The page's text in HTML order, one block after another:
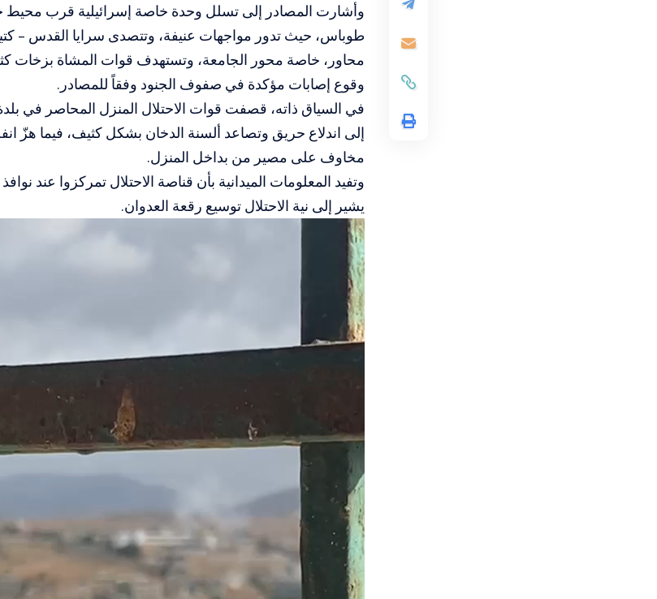
وأشارت المصادر إلى تسلل وحدة خاصة إسرائيلية قرب محيط
طوباس، حيث تدور مواجهات عنيفة، وتتصدى سرايا القدس –
محاور، خاصة محور الجامعة، وتستهدف قوات المشاة بزخات
وقوع إصابات مؤكدة في صفوف الجنود وفقاً للمصادر.
في السياق ذاته، قصفت قوات الاحتلال المنزل المحاصر في
إلى اندلاع حريق وتصاعد ألسنة الدخان بشكل كثيف، فيما هزّ
مخاوف على مصير من بداخل المنزل.
وتفيد المعلومات الميدانية بأن قناصة الاحتلال تمركزوا عند
يشير إلى نية الاحتلال توسيع رقعة العدوان.
مشغل
الفيديو